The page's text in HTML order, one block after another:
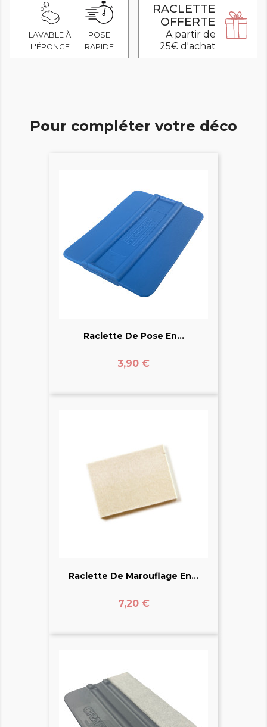
LAVABLE À
L'ÉPONGE
POSE
RAPIDE
RACLETTE
OFFERTE
A partir de
25€ d'achat
Pour compléter votre déco
Raclette De Pose En...
Prix
3,90 €
Raclette De Marouflage En...
Prix
7,20 €